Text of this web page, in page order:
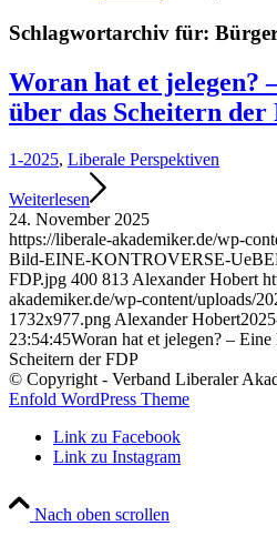
Schlagwortarchiv für:
Woran hat et jelegen?
über das Scheitern der
1-2025, Liberale Perspektiven
Weiterlesen
24. November 2025
https://liberale-akademiker.de/wp-
Bild-EINE-KONTROVERSE-
FDP.jpg 400 813 Alexander Hobert
akademiker.de/wp-content/uploads/
1732x977.png Alexander Hobert
23:54:45Woran hat et jelegen? –
Scheitern der FDP
© Copyright - Verband Liberaler
Enfold WordPress Theme
Link zu Facebook
Link zu Instagram
Nach oben scrollen